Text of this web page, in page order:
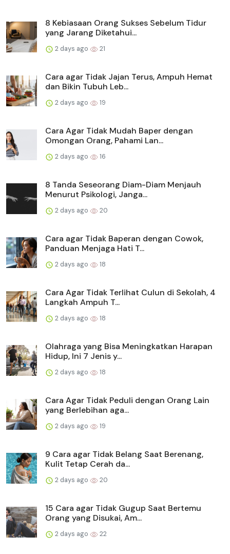
8 Kebiasaan Orang Sukses Sebelum Tidur
yang Jarang Diketahui...
2 days ago 21
Cara agar Tidak Jajan Terus, Ampuh Hemat
dan Bikin Tubuh Leb...
2 days ago 19
Cara Agar Tidak Mudah Baper dengan
Omongan Orang, Pahami Lan...
2 days ago 16
8 Tanda Seseorang Diam-Diam Menjauh
Menurut Psikologi, Janga...
2 days ago 20
Cara agar Tidak Baperan dengan Cowok,
Panduan Menjaga Hati T...
2 days ago 18
Cara Agar Tidak Terlihat Culun di Sekolah, 4
Langkah Ampuh T...
2 days ago 18
Olahraga yang Bisa Meningkatkan Harapan
Hidup, Ini 7 Jenis y...
2 days ago 18
Cara Agar Tidak Peduli dengan Orang Lain
yang Berlebihan aga...
2 days ago 19
9 Cara agar Tidak Belang Saat Berenang,
Kulit Tetap Cerah da...
2 days ago 20
15 Cara agar Tidak Gugup Saat Bertemu
Orang yang Disukai, Am...
2 days ago 22